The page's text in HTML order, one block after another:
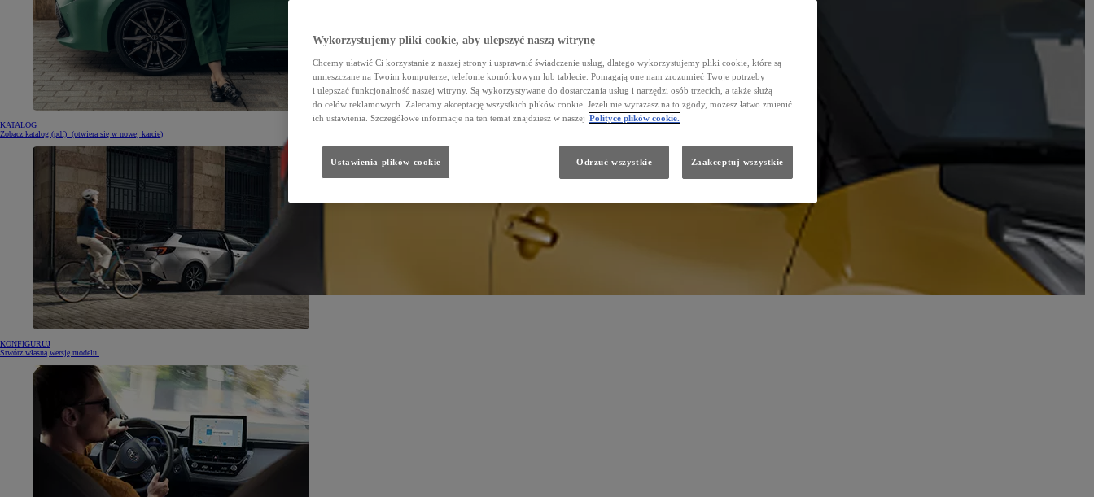
KATALOG
Zobacz katalog (pdf) (otwiera się w nowej karcie)
KONFIGURUJ
Stwórz własną wersję modelu
Wykorzystujemy pliki cookie, aby ulepszyć naszą witrynę
Chcemy ułatwić Ci korzystanie z naszej strony i usprawnić świadczenie usług, dlatego wykorzystujemy pliki cookie, które są
umieszczane na Twoim komputerze, telefonie komórkowym lub tablecie. Pomagają one nam zrozumieć Twoje potrzeby
i ulepszać funkcjonalność naszej witryny. Są wykorzystywane do dostarczania usług i narzędzi osób trzecich, a także służą
do celów reklamowych. Zalecamy akceptację wszystkich plików cookie. Jeżeli nie wyrażasz na to zgody, możesz łatwo zmienić
ich ustawienia. Szczegółowe informacje na ten temat znajdziesz w naszej Polityce plików cookie.
Odrzuć wszystkie Zaakceptuj wszystkie
Ustawienia plików cookie